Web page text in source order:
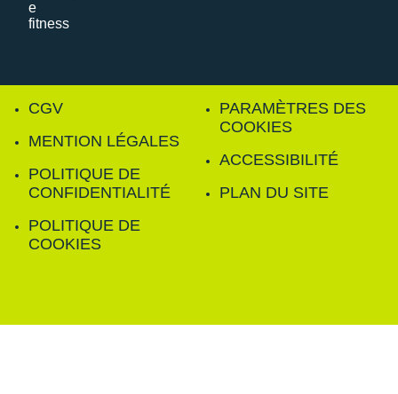
CGV
MENTION LÉGALES
POLITIQUE DE
CONFIDENTIALITÉ
POLITIQUE DE
COOKIES
PARAMÈTRES DES
COOKIES
ACCESSIBILITÉ
PLAN DU SITE